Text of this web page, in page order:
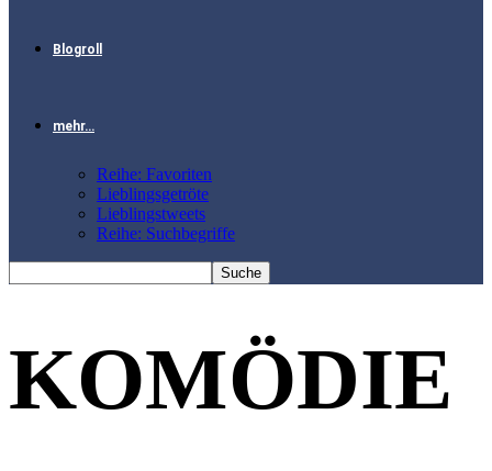
Blogroll
mehr…
Reihe: Favoriten
Lieblingsgetröte
Lieblingstweets
Reihe: Suchbegriffe
KOMÖDIE